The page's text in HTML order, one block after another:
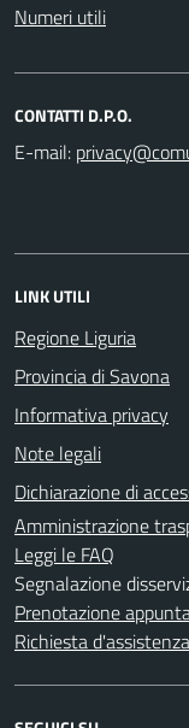
Numeri utili
CONTATTI D.P.O.
E-mail:
LINK UTILI
Regione Liguria
Provincia di Savona
Informativa privacy
Note legali
Dichiarazione di
Amministrazione
Leggi le FAQ
Segnalazione
Prenotazione
Richiesta d'assistenza